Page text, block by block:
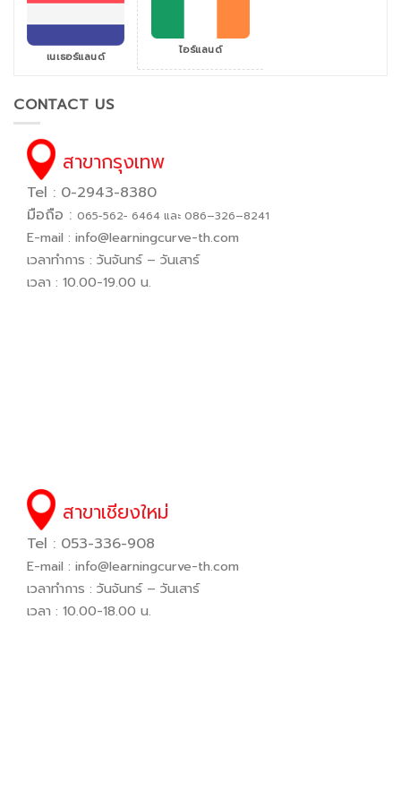
เนเธอร์แลนด์ ไอร์แลนด์
CONTACT US
สาขากรุงเทพ
Tel : 0-2943-8380
มือถือ : 065−562− 6464 และ 086–326–8241
E-mail : info@learningcurve-th.com
เวลาทำการ : วันจันทร์ – วันเสาร์
เวลา : 10.00-19.00 น.
สาขาเชียงใหม่
Tel : 053-336-908
E-mail : info@learningcurve-th.com
เวลาทำการ : วันจันทร์ – วันเสาร์
เวลา : 10.00-18.00 น.